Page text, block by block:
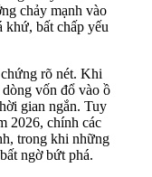
chảy mạnh vào
khứ, bất chấp yếu
rõ nét. Khi
vốn đổ vào ồ
gian ngắn. Tuy
2026, chính các
trong khi những
ngờ bứt phá.